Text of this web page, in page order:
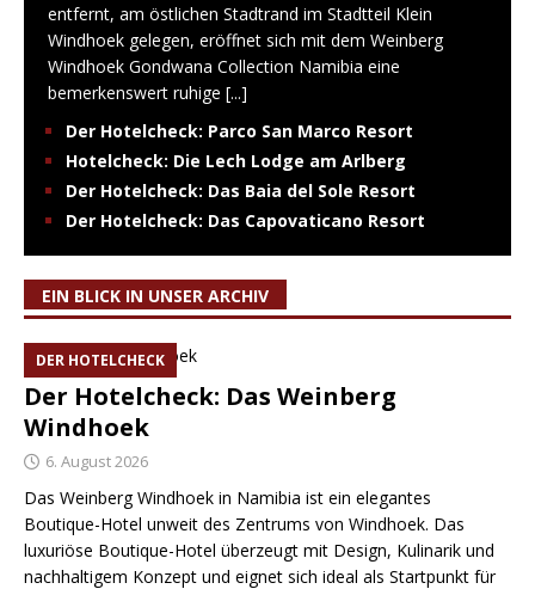
entfernt, am östlichen Stadtrand im Stadtteil Klein
Windhoek gelegen, eröffnet sich mit dem Weinberg
Windhoek Gondwana Collection Namibia eine
bemerkenswert ruhige [...]
Der Hotelcheck: Parco San Marco Resort
Hotelcheck: Die Lech Lodge am Arlberg
Der Hotelcheck: Das Baia del Sole Resort
Der Hotelcheck: Das Capovaticano Resort
EIN BLICK IN UNSER ARCHIV
DER HOTELCHECK
Der Hotelcheck: Das Weinberg
Windhoek
6. August 2026
Das Weinberg Windhoek in Namibia ist ein elegantes
Boutique-Hotel unweit des Zentrums von Windhoek. Das
luxuriöse Boutique-Hotel überzeugt mit Design, Kulinarik und
nachhaltigem Konzept und eignet sich ideal als Startpunkt für